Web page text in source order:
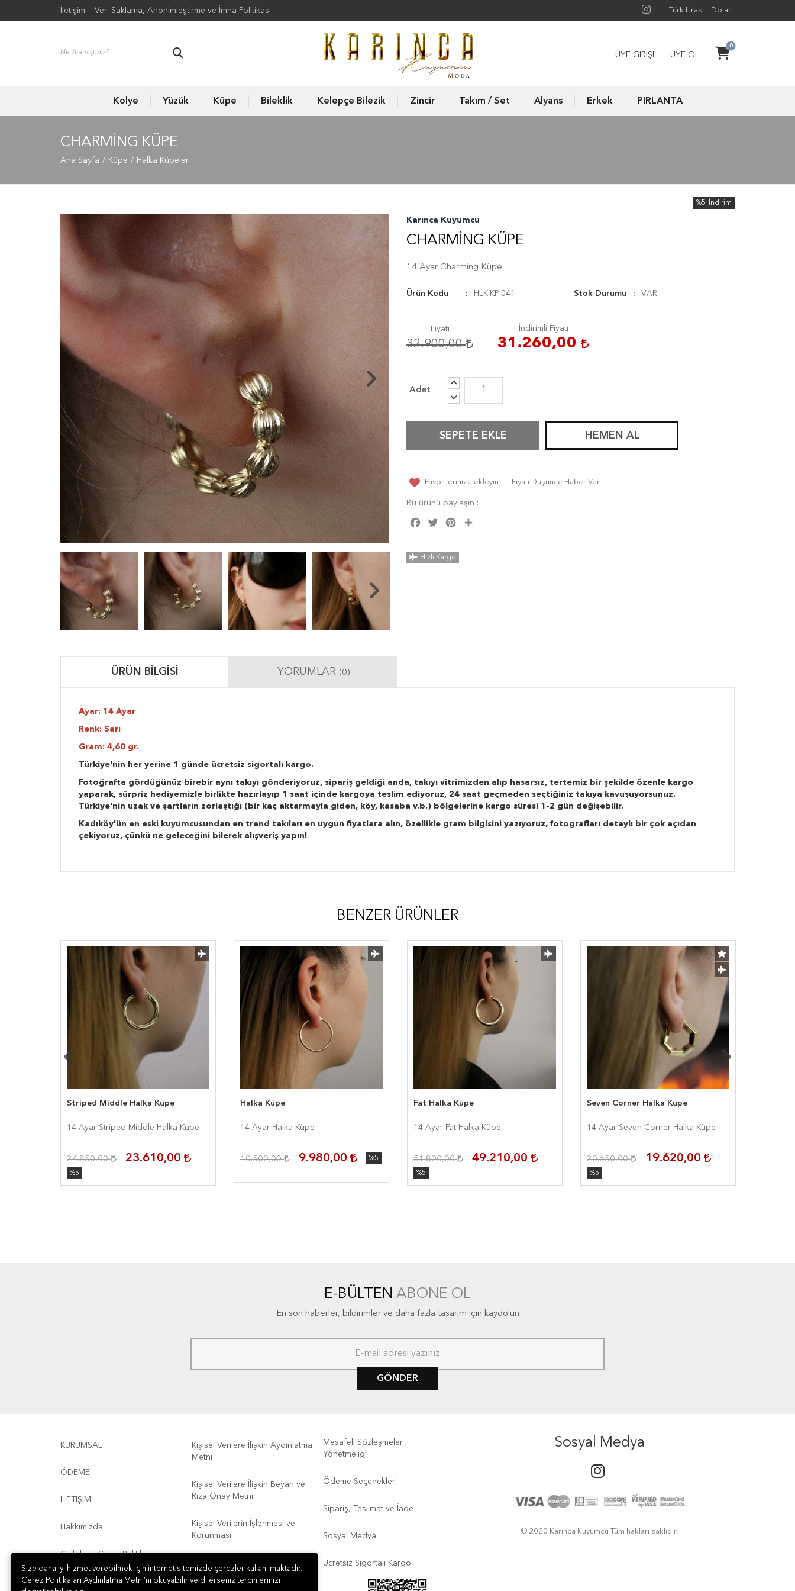
İletişim Veri Saklama, Anonimleştirme ve İmha Politikası Türk Lirası Dolar
0
ÜYE GIRIŞI ÜYE OL
Kolye Yüzük Küpe Bileklik Kelepçe Bilezik Zincir Takım / Set Alyans Erkek PIRLANTA
CHARMING KÜPE
Ana Sayfa Küpe Halka Küpeler
Karınca Kuyumcu
CHARMING KÜPE
14 Ayar Charming Küpe
Ürün Kodu HLK.KP-041 Stok Durumu VAR
Fiyatı
32.900,00
İndirimli Fiyatı
31.260,00
%5 İndirim
SEPETE EKLE HEMEN AL
Favorilerinize ekleyin Fiyatı Düşünce Haber Ver
Bu ürünü paylaşın :
Facebook
Twitter Pinterest
Hızlı Kargo
ÜRÜN BILGISI YORUMLAR (0)
Ayar: 14 Ayar
Renk: Sarı
Gram: 4,60 gr.
Türkiye'nin her yerine 1 günde ücretsiz sigortalı kargo.
Fotoğrafta gördüğünüz birebir aynı takıyı gönderiyoruz, sipariş geldiği anda, takıyı vitrimizden alıp hasarsız, tertemiz bir şekilde özenle kargo
yaparak, sürpriz hediyemizle birlikte hazırlayıp 1 saat içinde kargoya teslim ediyoruz, 24 saat geçmeden seçtiğiniz takıya kavuşuyorsunuz.
Türkiye'nin uzak ve şartların zorlaştığı (bir kaç aktarmayla giden, köy, kasaba v.b.) bölgelerine kargo süresi 1-2 gün değişebilir.
Kadıköy'ün en eski kuyumcusundan en trend takıları en uygun fiyatlara alın, özellikle gram bilgisini yazıyoruz, fotografları detaylı bir çok açıdan
çekiyoruz, çünkü ne geleceğini bilerek alışveriş yapın!
BENZER ÜRÜNLER
Striped Middle Halka Küpe
14 Ayar Striped Middle Halka Küpe
24.850,00 23.610,00
%5
Halka Küpe
14 Ayar Halka Küpe
10.500,00 9.980,00 %5
Fat Halka Küpe
14 Ayar Fat Halka Küpe
51.800,00 49.210,00
%5
Seven Corner Halka Küpe
14 Ayar Seven Corner Halka Küpe
20.650,00 19.620,00
%5
E-BÜLTEN ABONE OL
En son haberler, bildirimler ve daha fazla tasarım için kaydolun
GÖNDER
KURUMSAL
ÖDEME
İLETİŞİM
Hakkımızda
Gizlilik ve Çerez Politikası
Kişisel Verilere İlişkin Aydınlatma
Metni
Kişisel Verilere İlişkin Beyan ve
Rıza Onay Metni
Kişisel Verilerin İşlenmesi ve
Korunması
Kullanım Koşulları
Mesafeli Sözleşmeler
Yönetmeliği
Ödeme Seçenekleri
Sipariş, Teslimat ve İade
Sosyal Medya
Ücretsiz Sigortalı Kargo
Sosyal Medya
© 2020 Karınca Kuyumcu Tüm hakları saklıdır.
Size daha iyi hizmet verebilmek için internet sitemizde çerezler kullanılmaktadır.
Çerez Politikaları Aydınlatma Metni’ni okuyabilir ve dilerseniz tercihlerinizi